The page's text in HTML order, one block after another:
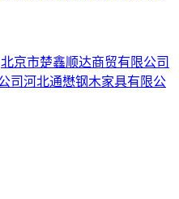
北京市楚鑫顺达商贸有限公司
河北通懋钢木家具有限公